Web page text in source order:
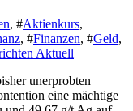
, #Aktienkurs,
, #Finanzen, #Geld,
Aktuell
unerprobten
eine mächtige